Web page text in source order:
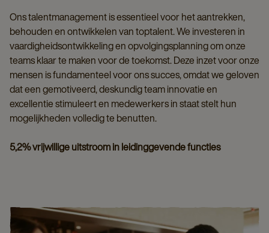
Ons talentmanagement is essentieel voor het aantrekken,
behouden en ontwikkelen van toptalent. We investeren in
vaardigheidsontwikkeling en opvolgingsplanning om onze
teams klaar te maken voor de toekomst. Deze inzet voor onze
mensen is fundamenteel voor ons succes, omdat we geloven
dat een gemotiveerd, deskundig team innovatie en
excellentie stimuleert en medewerkers in staat stelt hun
mogelijkheden volledig te benutten.
5,2% vrijwillige uitstroom in leidinggevende functies